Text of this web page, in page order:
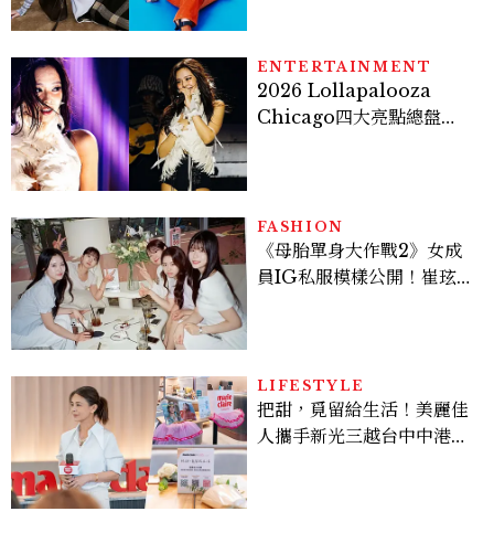
ENTERTAINMENT
2026 Lollapalooza
Chicago四大亮點總盤
FASHION
《母胎單身大作戰2》女成
員IG私服模樣公開！崔玹諝
LIFESTYLE
把甜，覓留給生活！美麗佳
人攜手新光三越台中中港